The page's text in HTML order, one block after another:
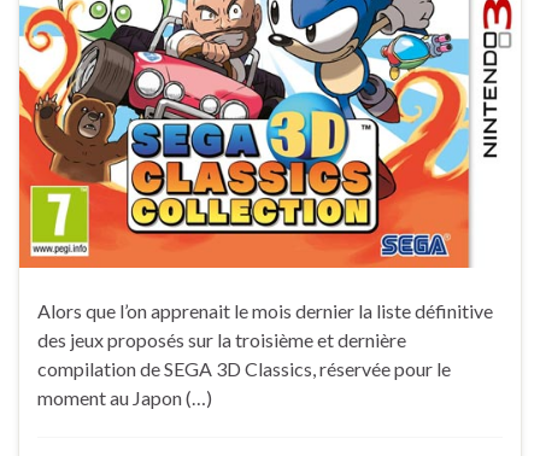
Alors que l’on apprenait le mois dernier la liste définitive
des jeux proposés sur la troisième et dernière
compilation de SEGA 3D Classics, réservée pour le
moment au Japon (…)